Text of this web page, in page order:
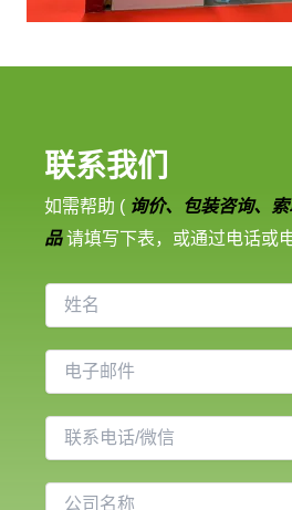
联系我们
如需帮助 ( 询价、包装咨询、
品请填写下表，或通过电话或
名
子
邮
件
*
系
电